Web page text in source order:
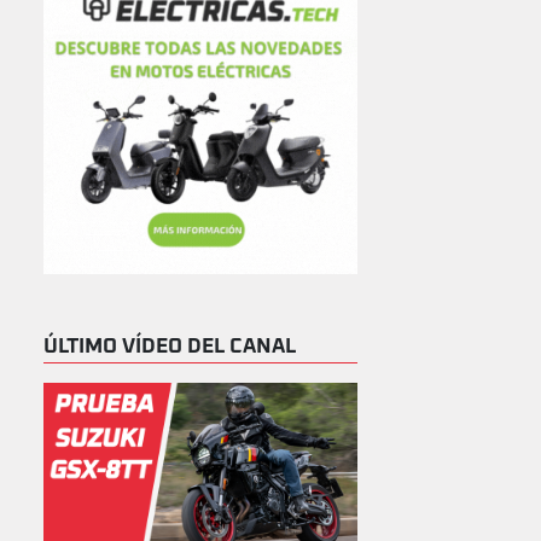
ÚLTIMO VÍDEO DEL CANAL